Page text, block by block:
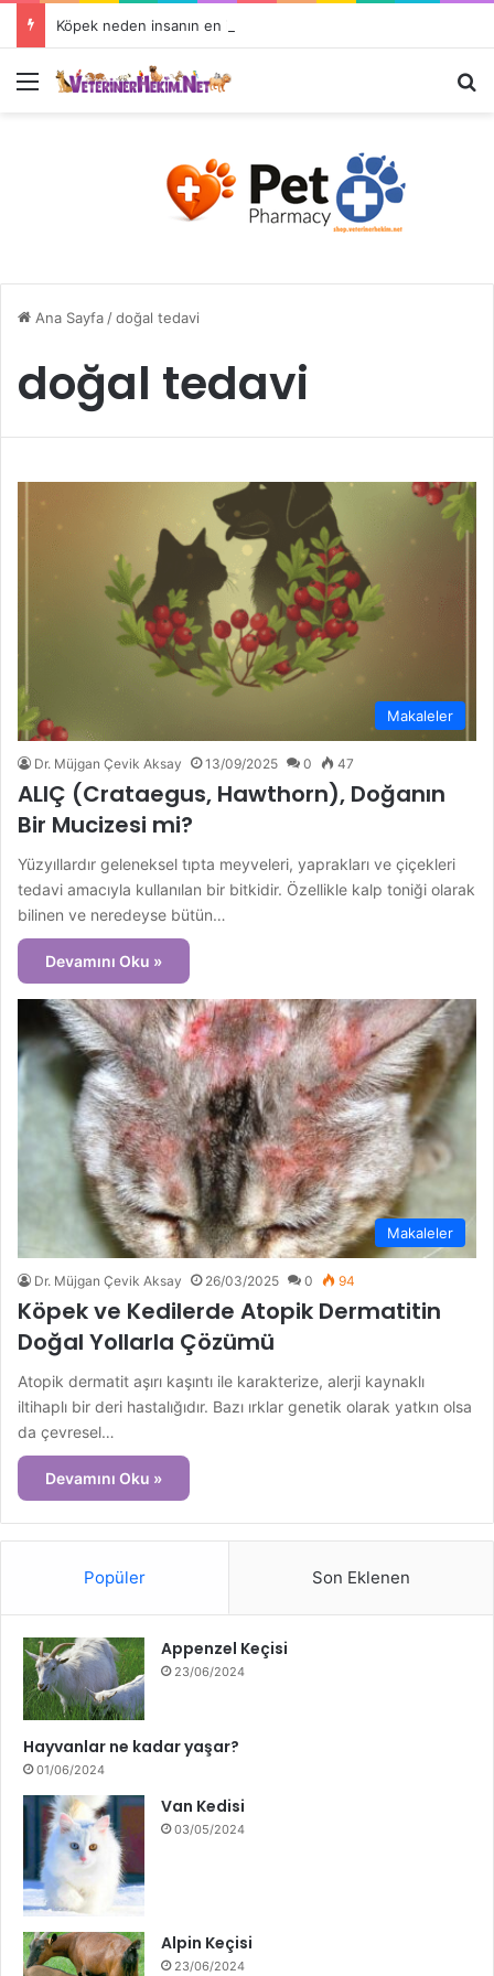
Köpek neden insanın en iyi dostudur?
Ana Sayfa/doğal tedavi
doğal tedavi
Makaleler
Dr. Müjgan Çevik Aksay 13/09/2025 0 47
ALIÇ (Crataegus, Hawthorn), Doğanın
Bir Mucizesi mi?
Yüzyıllardır geleneksel tıpta meyveleri, yaprakları ve çiçekleri
tedavi amacıyla kullanılan bir bitkidir. Özellikle kalp toniği olarak
bilinen ve neredeyse bütün…
Devamını Oku »
Makaleler
Dr. Müjgan Çevik Aksay 26/03/2025 0 94
Köpek ve Kedilerde Atopik Dermatitin
Doğal Yollarla Çözümü
Atopik dermatit aşırı kaşıntı ile karakterize, alerji kaynaklı
iltihaplı bir deri hastalığıdır. Bazı ırklar genetik olarak yatkın olsa
da çevresel…
Devamını Oku »
Popüler Son Eklenen
Appenzel Keçisi
23/06/2024
Hayvanlar ne kadar yaşar?
01/06/2024
Van Kedisi
03/05/2024
Alpin Keçisi
23/06/2024